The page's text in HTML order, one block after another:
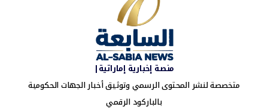
منصة إخبارية إماراتية|
متخصصة لنشر المحتوى الرسمي وتوثيق أخبار الجهات الحكومية
بالباركود الرقمي